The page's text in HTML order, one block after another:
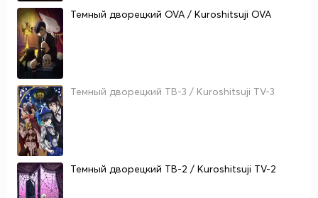
Темный дворецкий OVA / Kuroshitsuji OVA
Темный дворецкий ТВ-3 / Kuroshitsuji TV-3
Темный дворецкий ТВ-2 / Kuroshitsuji TV-2